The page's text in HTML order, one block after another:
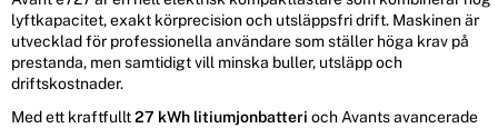
lyftkapacitet, exakt körprecision och utsläppsfri drift. Maskinen är
utvecklad för professionella användare som ställer höga krav på
prestanda, men samtidigt vill minska buller, utsläpp och
driftskostnader.
Med ett kraftfullt27 kWh litiumjonbatteri och Avants avancerade